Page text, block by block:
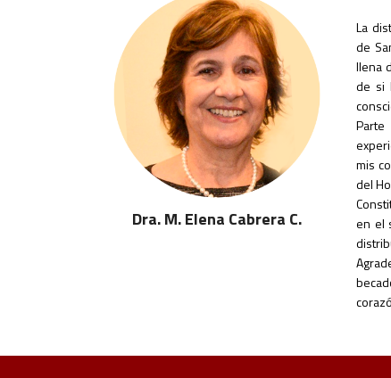
Dra. M. Elena Cabrera C.
La
de
llena
de si
mis
del
en el